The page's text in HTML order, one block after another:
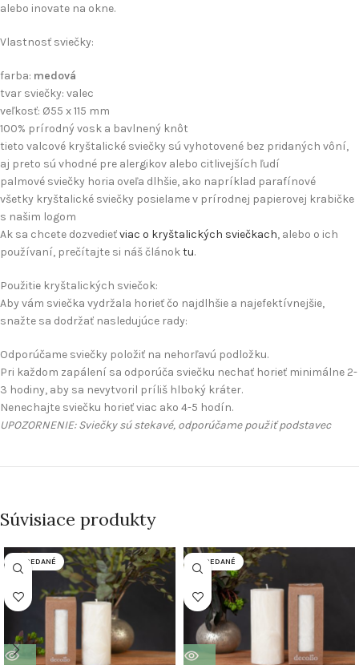
alebo inovate na okne.
Vlastnosť sviečky:
farba: medová
tvar sviečky: valec
veľkosť: Ø55 x 115 mm
100% prírodný vosk a bavlnený knôt
tieto valcové kryštalické sviečky sú vyhotovené bez pridaných vôní,
aj preto sú vhodné pre alergikov alebo citlivejších ľudí
palmové sviečky horia oveľa dlhšie, ako napríklad parafínové
všetky kryštalické sviečky posielame v prírodnej papierovej krabičke
s našim logom
Ak sa chcete dozvedieťviac o kryštalických sviečkach, alebo o ich
používaní, prečítajte si náš článoktu.
Použitie kryštalických sviečok:
Aby vám sviečka vydržala horieť čo najdlhšie a najefektívnejšie,
snažte sa dodržať nasledujúce rady:
Odporúčame sviečky položiť na nehorľavú podložku.
Pri každom zapálení sa odporúča sviečku nechať horieť minimálne 2-
3 hodiny, aby sa nevytvoril príliš hlboký kráter.
Nenechajte sviečku horieť viac ako 4-5 hodín.
UPOZORNENIE: Sviečky sú stekavé, odporúčame použiť podstavec
Súvisiace produkty
VYPREDANÉ VYPREDANÉ